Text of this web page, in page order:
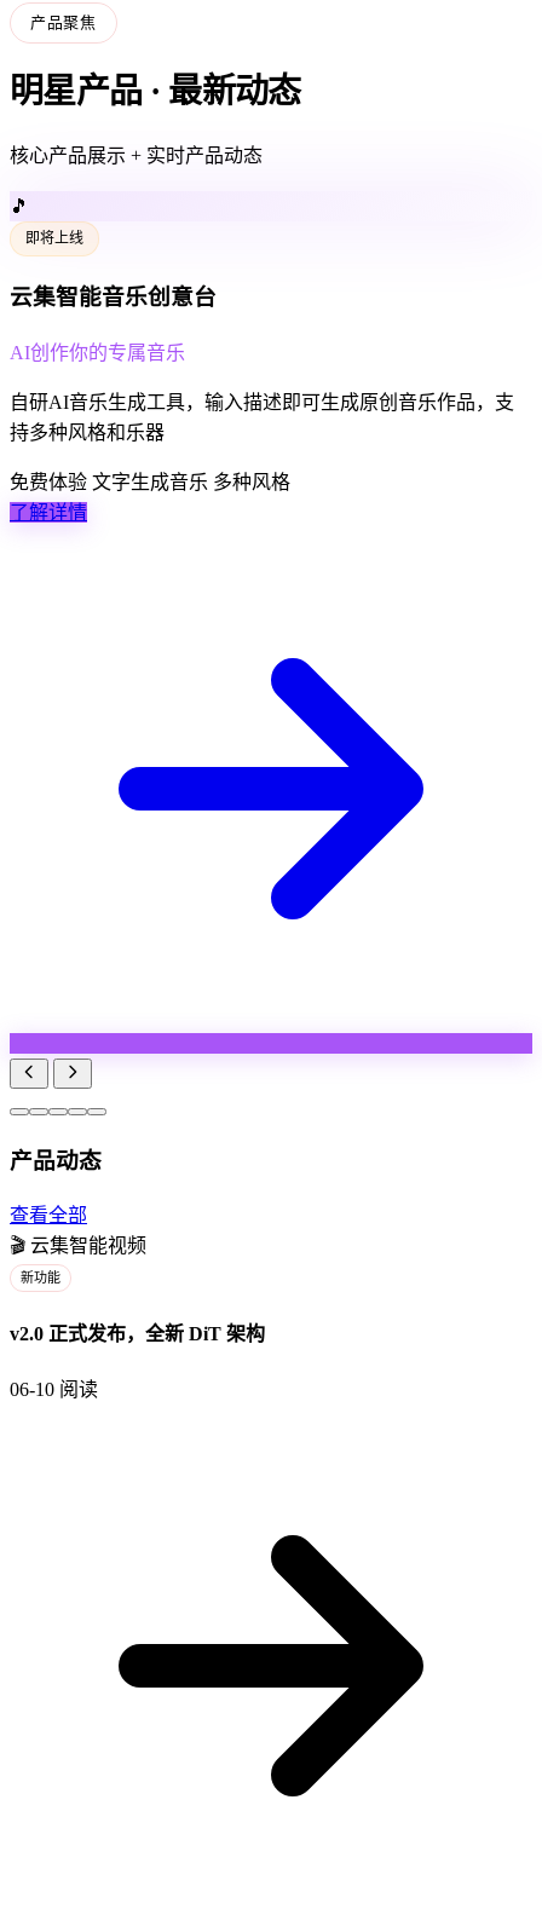
产品聚焦
明星产品 · 最新动态
核心产品展示 + 实时产品动态
🎵
即将上线
云集智能音乐创意台
AI创作你的专属音乐
自研AI音乐生成工具，输入描述即可生成原创音乐作品，支
持多种风格和乐器
免费体验 文字生成音乐 多种风格
了解详情
产品动态
查看全部
🎬 云集智能视频
新功能
v2.0 正式发布，全新 DiT 架构
06-10 阅读